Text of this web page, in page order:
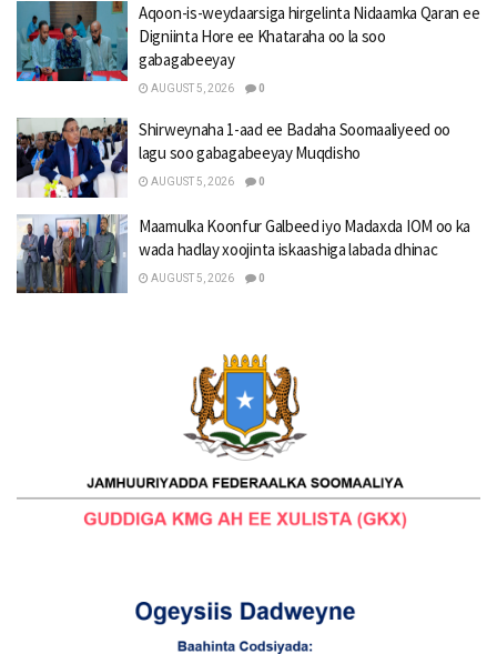
Aqoon-is-weydaarsiga hirgelinta Nidaamka Qaran ee
Digniinta Hore ee Khataraha oo la soo
gabagabeeyay
AUGUST 5, 2026 0
Shirweynaha 1-aad ee Badaha Soomaaliyeed oo
lagu soo gabagabeeyay Muqdisho
AUGUST 5, 2026 0
Maamulka Koonfur Galbeed iyo Madaxda IOM oo ka
wada hadlay xoojinta iskaashiga labada dhinac
AUGUST 5, 2026 0